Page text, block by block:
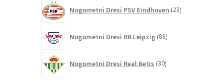
Nogometni Dresi PSV Eindhoven 23izdelkov
Nogometni Dresi RB Leipzig 88izdelkov
Nogometni Dresi Real Betis 30izdelkov